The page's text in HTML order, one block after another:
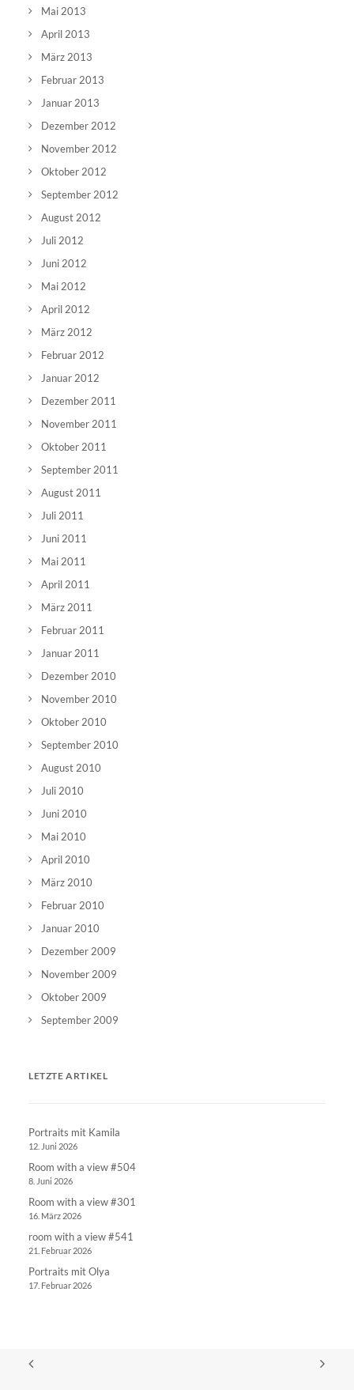
Mai 2013
April 2013
März 2013
Februar 2013
Januar 2013
Dezember 2012
November 2012
Oktober 2012
September 2012
August 2012
Juli 2012
Juni 2012
Mai 2012
April 2012
März 2012
Februar 2012
Januar 2012
Dezember 2011
November 2011
Oktober 2011
September 2011
August 2011
Juli 2011
Juni 2011
Mai 2011
April 2011
März 2011
Februar 2011
Januar 2011
Dezember 2010
November 2010
Oktober 2010
September 2010
August 2010
Juli 2010
Juni 2010
Mai 2010
April 2010
März 2010
Februar 2010
Januar 2010
Dezember 2009
November 2009
Oktober 2009
September 2009
LETZTE ARTIKEL
Portraits mit Kamila
12. Juni 2026
Room with a view #504
8. Juni 2026
Room with a view #301
16. März 2026
room with a view #541
21. Februar 2026
Portraits mit Olya
17. Februar 2026